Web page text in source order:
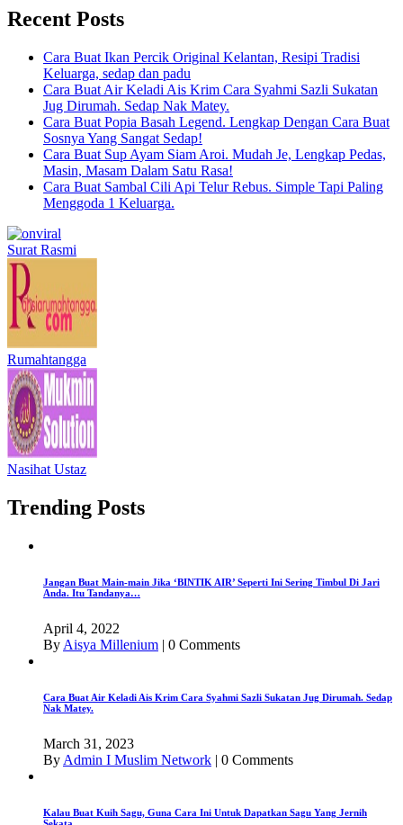
Recent Posts
Cara Buat Ikan Percik Original Kelantan, Resipi Tradisi
Keluarga, sedap dan padu
Cara Buat Air Keladi Ais Krim Cara Syahmi Sazli Sukatan
Jug Dirumah. Sedap Nak Matey.
Cara Buat Popia Basah Legend. Lengkap Dengan Cara Buat
Sosnya Yang Sangat Sedap!
Cara Buat Sup Ayam Siam Aroi. Mudah Je, Lengkap Pedas,
Masin, Masam Dalam Satu Rasa!
Cara Buat Sambal Cili Api Telur Rebus. Simple Tapi Paling
Menggoda 1 Keluarga.
Surat Rasmi
Rumahtangga
Nasihat Ustaz
Trending Posts
Jangan Buat Main-main Jika ‘BINTIK AIR’ Seperti Ini Sering Timbul Di Jari
Anda. Itu Tandanya…
April 4, 2022
By Aisya Millenium | 0 Comments
Cara Buat Air Keladi Ais Krim Cara Syahmi Sazli Sukatan Jug Dirumah. Sedap
Nak Matey.
March 31, 2023
By Admin I Muslim Network | 0 Comments
Kalau Buat Kuih Sagu, Guna Cara Ini Untuk Dapatkan Sagu Yang Jernih
Sekata.